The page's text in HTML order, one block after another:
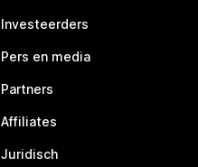
Investeerders
Pers en media
Partners
Affiliates
Juridisch